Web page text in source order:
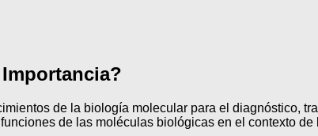
de la biología molecular para el diagnóstico,
de las moléculas biológicas en el contexto de